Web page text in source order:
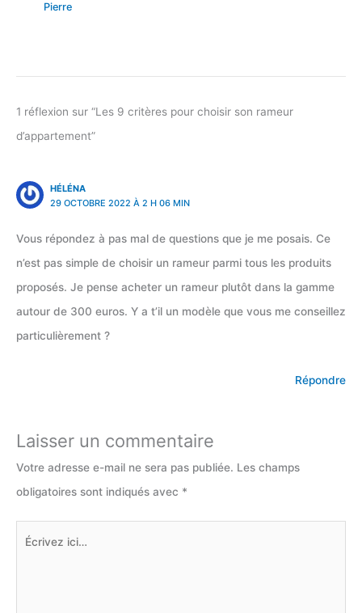
Pierre
1 réflexion sur “Les 9 critères pour choisir son rameur
d’appartement”
HÉLÉNA
29 OCTOBRE 2022 À 2 H 06 MIN
Vous répondez à pas mal de questions que je me posais. Ce
n’est pas simple de choisir un rameur parmi tous les produits
proposés. Je pense acheter un rameur plutôt dans la gamme
autour de 300 euros. Y a t’il un modèle que vous me conseillez
particulièrement ?
Répondre
Laisser un commentaire
Votre adresse e-mail ne sera pas publiée. Les champs
obligatoires sont indiqués avec *